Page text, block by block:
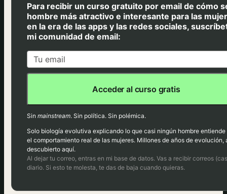
Para recibir un curso gratuito por email de cómo
hombre más atractivo e interesante para las
en la era de las apps y las redes sociales,
mi comunidad de email:
Acceder al curso gratis
Sin mainstream. Sin política. Sin polémica.
Solo biología evolutiva explicando lo que casi ningún hombre entiende
el comportamiento real de las mujeres. Millones de años de evolución,
descubierto aquí.
Al dejar tu correo, entras en mi base de datos. Vas a recibir correos
diario. Si esto te molesta, te das de baja cuando quieras.